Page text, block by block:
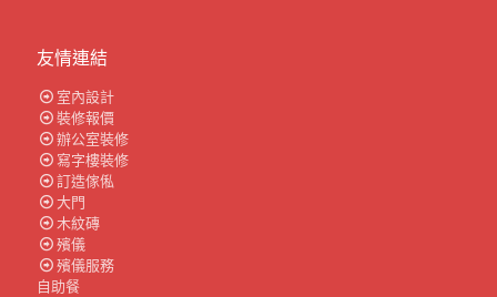
友情連結
室內設計
裝修報價
辦公室裝修
寫字樓裝修
訂造傢俬
大門
木紋磚
殯儀
殯儀服務
自助餐